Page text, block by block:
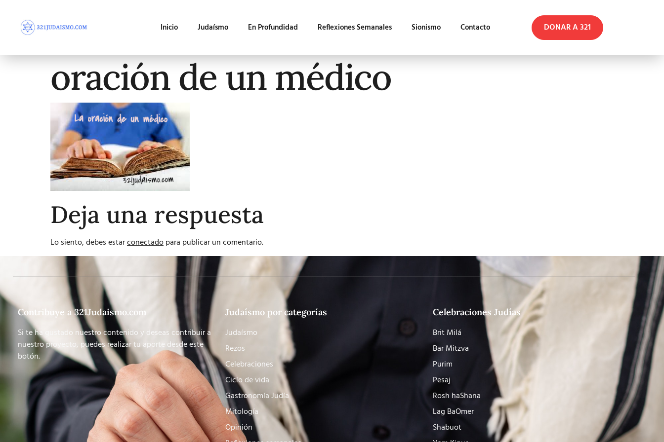
Inicio Judaísmo En Profundidad Reflexiones Semanales Sionismo Contacto DONAR A 321
oración de un médico
Deja una respuesta
Lo siento, debes estarconectadopara publicar un comentario.
Contribuye a 321Judaismo.com
Si te ha gustado nuestro contenido y deseas contribuir a
nuestro proyecto, puedes realizar tu aporte desde este
botón.
Judaísmo por categorías
Judaísmo
Rezos
Celebraciones
Ciclo de vida
Gastronomía Judía
Mitología
Opinión
Celebraciones Judías
Brit Milá
Bar Mitzva
Purim
Pesaj
Rosh haShana
Lag BaOmer
Shabuot